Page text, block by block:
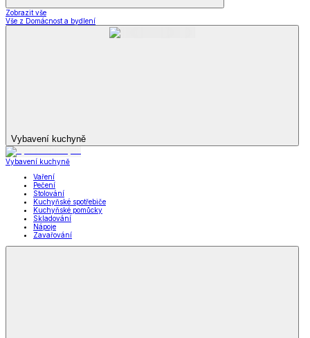
Zobrazit vše
Vše z Domácnost a bydlení
Vybavení kuchyně
Vybavení kuchyně
Vaření
Pečení
Stolování
Kuchyňské spotřebiče
Kuchyňské pomůcky
Skladování
Nápoje
Zavařování